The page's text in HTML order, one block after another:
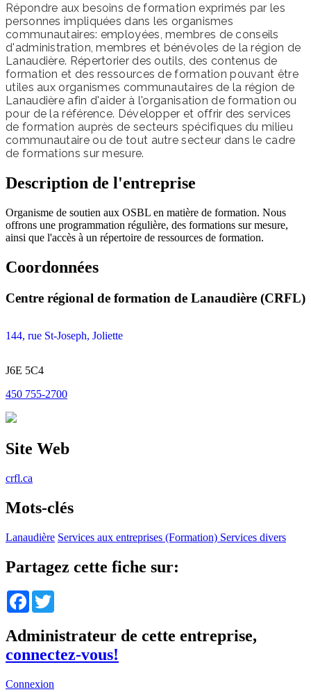
Répondre aux besoins de formation exprimés par les
personnes impliquées dans les organismes
communautaires: employées, membres de conseils
d'administration, membres et bénévoles de la région de
Lanaudière. Répertorier des outils, des contenus de
formation et des ressources de formation pouvant être
utiles aux organismes communautaires de la région de
Lanaudière afin d'aider à l'organisation de formation ou
pour de la référence. Développer et offrir des services
de formation auprès de secteurs spécifiques du milieu
communautaire ou de tout autre secteur dans le cadre
de formations sur mesure.
Description de l'entreprise
Organisme de soutien aux OSBL en matière de formation. Nous
offrons une programmation régulière, des formations sur mesure,
ainsi que l'accès à un répertoire de ressources de formation.
Coordonnées
Centre régional de formation de Lanaudière (CRFL)
144, rue St-Joseph, Joliette
J6E 5C4
450 755-2700
Site Web
crfl.ca
Mots-clés
Lanaudière Services aux entreprises (Formation) Services divers
Partagez cette fiche sur:
Facebook
Administrateur de cette entreprise,
connectez-vous!
Connexion